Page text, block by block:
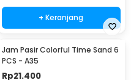
+ Keranjang
Jam Pasir Colorful Time Sand 6
PCS - A35
Rp21.400